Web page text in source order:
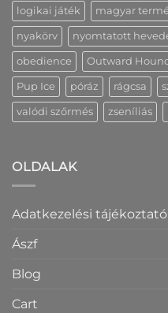
logikai játék magyar
nyakörv nyomtatott
obedience Outward
Pup Ice póráz rágcsa
valódi szőrmés zseníliás
OLDALAK
Adatkezelési tájékoztató
Ászf
Blog
Cart